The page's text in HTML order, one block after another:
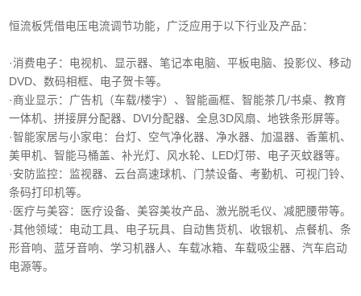
恒流板凭借电压电流调节功能，广泛应用于以下行业及产品：
·消费电子‌：电视机、显示器、笔记本电脑、平板电脑、投影仪、移动
DVD、数码相框、电子贺卡等。
·商业显示‌：广告机（车载/楼宇）、智能画框、智能茶几/书桌、教育
一体机、拼接屏分配器、DVI分配器、全息3D风扇、地铁条形屏等。
·智能家居与小家电‌：台灯、空气净化器、净水器、加温器、香薰机、
美甲机、智能马桶盖、补光灯、风水轮、LED灯带、电子灭蚊器等。
‌·安防监控‌：监视器、云台高速球机、门禁设备、考勤机、可视门铃、
条码打印机等。
·医疗与美容‌：医疗设备、美容美妆产品、激光脱毛仪、减肥腰带等。
‌·其他领域‌：电动工具、电子玩具、自动售货机、收银机、点餐机、条
形音响、蓝牙音响、学习机器人、车载冰箱、车载吸尘器、汽车启动
电源等。